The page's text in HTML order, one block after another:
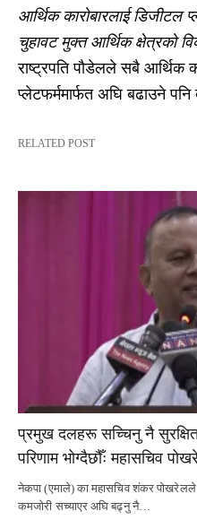
आर्थिक कारोबारलाई डिजीटल
चुहावट मुक्त आर्थिक क्षेत्रको
राष्ट्रपति पौडेलले सबै आर्थिक
प्लेटफर्ममार्फत अघि बढाउने
RELATED POST
प्रमुख दलहरू सच्चिनु नै सुरक्षित
परिणाम भोग्दैछौँः महासचिव
नेकपा (एमाले) का महासचिव शंकर
कमजोरी सच्याएर अघि बढ्नु नै…